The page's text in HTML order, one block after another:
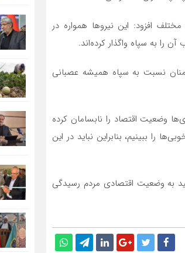
افزود: این نیروها همواره در
به سپاه واگذار کرده‌اند.
نسبت به سپاه همیشه عصبانی
وضعیت اقتصاد را نابسامان کرده
را ببینیم، بنابراین نباید در این
به وضعیت اقتصادی مردم رسیدگی